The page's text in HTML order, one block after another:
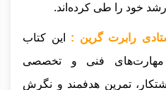
خود را طی کرده‌اند.
رابرت گرین : این کتاب
مهارت‌های فنی و تخصصی
تمرین هدفمند و نگرش